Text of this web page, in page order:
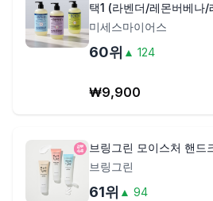
택1 (라벤더/레몬버베나/
미세스마이어스
60위 ▲ 124
₩9,900
브링그린 모이스처 핸드
브링그린
61위 ▲ 94